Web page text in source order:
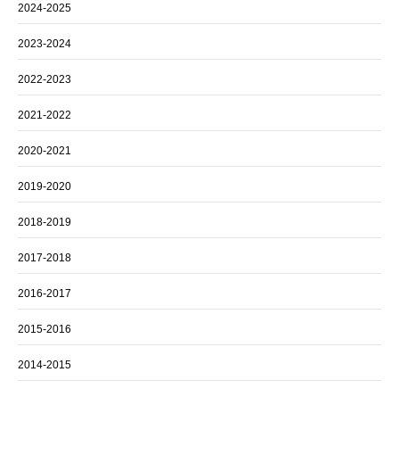
2024-2025
2023-2024
2022-2023
2021-2022
2020-2021
2019-2020
2018-2019
2017-2018
2016-2017
2015-2016
2014-2015